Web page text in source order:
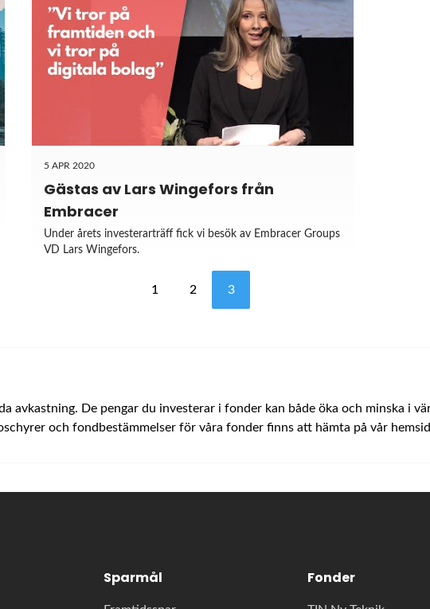
5 APR 2020
Gästas av Lars Wingefors från
Embracer
Under årets investerarträff fick vi besök av Embracer Groups
VD Lars Wingefors.
1 2 3
avkastning. De pengar du investerar i fonder kan både öka och minska i
och fondbestämmelser för våra fonder finns att hämta på vår
Sparmål Fonder